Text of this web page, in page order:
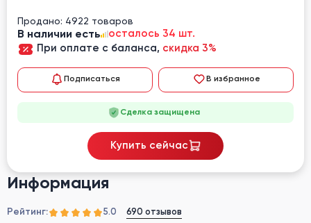
Информация
Рейтинг: 5.0 690 отзывов
Продано: 4922 товаров
В наличии есть
осталось 34 шт.
При оплате с баланса, скидка 3%
Подписаться В избранное
Сделка защищена
Купить сейчас